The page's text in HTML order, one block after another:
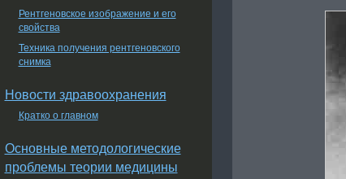
Рентгеновское изображение и его
свойства
Техника получения рентгеновского
снимка
Новости здравоохранения
Кратко о главном
Основные методологические
проблемы теории медицины